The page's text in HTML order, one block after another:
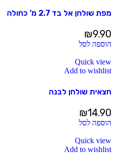
מפת שולחן אל בד 2.7 מ’ כחולה
₪9.90
הוספה לסל
Quick view
Add to wishlist
חצאית שולחן לבנה
₪14.90
הוספה לסל
Quick view
Add to wishlist